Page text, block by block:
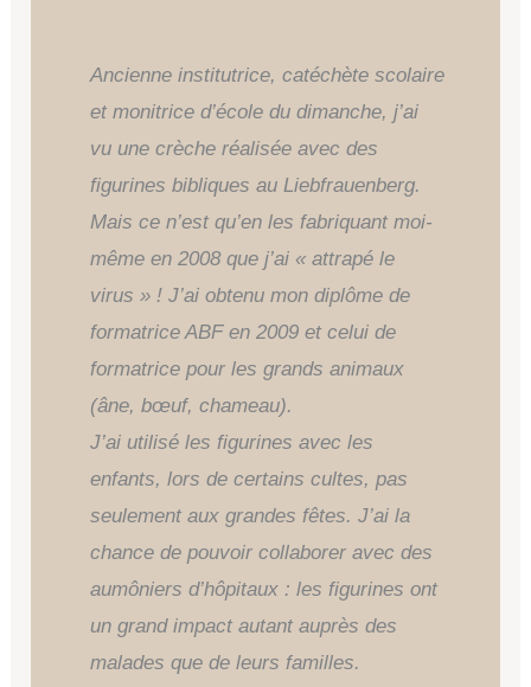
Ancienne institutrice, catéchète scolaire
et monitrice d’école du dimanche, j’ai
vu une crèche réalisée avec des
figurines bibliques au Liebfrauenberg.
Mais ce n’est qu’en les fabriquant moi-
même en 2008 que j’ai « attrapé le
virus » ! J’ai obtenu mon diplôme de
formatrice ABF en 2009 et celui de
formatrice pour les grands animaux
(âne, bœuf, chameau).
J’ai utilisé les figurines avec les
enfants,lors de certains cultes, pas
seulement aux grandes fêtes. J’ai la
chance de pouvoir collaborer avec des
aumôniers d’hôpitaux : les figurines ont
un grand impact autant auprès des
malades que de leurs familles.